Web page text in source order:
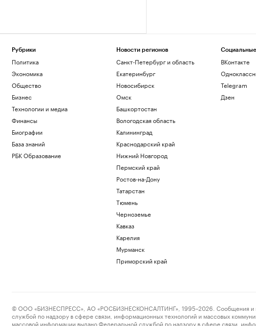
Рубрики
Политика
Экономика
Общество
Бизнес
Технологии и медиа
Финансы
Биографии
База знаний
РБК Образование
Новости регионов
Санкт-Петербург и область
Екатеринбург
Новосибирск
Омск
Башкортостан
Вологодская область
Калининград
Краснодарский край
Нижний Новгород
Пермский край
Ростов-на-Дону
Татарстан
Тюмень
Черноземье
Кавказ
Карелия
Мурманск
Приморский край
ВКонтакте
Telegram
Дзен
© ООО «БИЗНЕСПРЕСС», АО «РОСБИЗНЕСКОНСАЛТИНГ», 1995–2026. Сообщения и
службой по надзору в сфере связи, информационных технологий и массовых
массовой информации выдано Федеральной службой по надзору в сфере связи,